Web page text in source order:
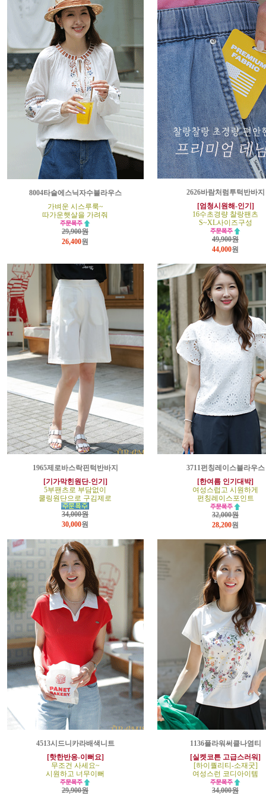
8004타슬에스닉자수블라우스
가벼운 시스루룩~
따가운햇살을 가려줘
29,900원
26,400원
2626바람처럼투턱반바지
[엄청시원해-인기]
16수초경량 찰랑팬츠
S~XL사이즈구성
49,900원
44,000원
1965제로바스락핀턱반바지
[기가막힌원단-인기]
5부팬츠로 부담없이
쿨링원단으로 구김제로
34,000원
30,000원
3711펀칭레이스블라우스
[한여름 인기대박]
여성스럽고 시원하게
펀칭레이스포인트
32,000원
28,200원
4513시드니카라배색니트
[핫한반응-이뻐요]
무조건 사세요~
시원하고 너무이뻐
29,900원
1136플라워써클나염티
[실켓코튼 고급스러워]
[하이퀄리티-소재굿]
여성스런 코디아이템
34,000원